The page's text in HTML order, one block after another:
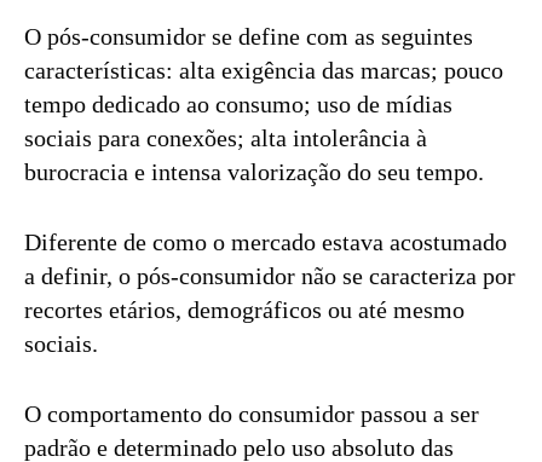
O pós-consumidor se define com as seguintes
características: alta exigência das marcas; pouco
tempo dedicado ao consumo; uso de mídias
sociais para conexões; alta intolerância à
burocracia e intensa valorização do seu tempo.
Diferente de como o mercado estava acostumado
a definir, o pós-consumidor não se caracteriza por
recortes etários, demográficos ou até mesmo
sociais.
O comportamento do consumidor passou a ser
padrão e determinado pelo uso absoluto das